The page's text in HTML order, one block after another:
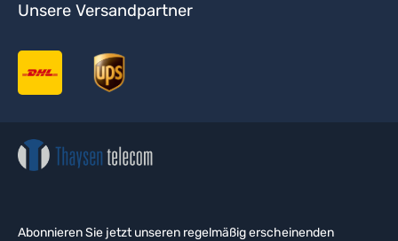
Unsere Versandpartner
Abonnieren Sie jetzt unseren regelmäßig erscheinenden